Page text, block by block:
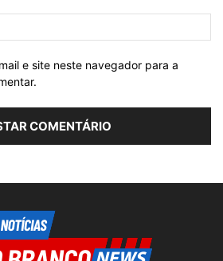
e site neste navegador para a